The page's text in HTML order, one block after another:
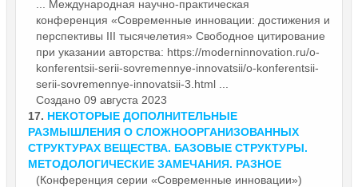
... Международная научно-практическая
конференция «Современные инновации: достижения и
перспективы III тысячелетия» Свободное цитирование
при указании авторства: https://moderninnovation.ru/o-
konferentsii-serii-sovremennye-innovatsii/o-konferentsii-
serii-sovremennye-innovatsii-3.html ...
Создано 09 августа 2023
17. НЕКОТОРЫЕ ДОПОЛНИТЕЛЬНЫЕ
РАЗМЫШЛЕНИЯ О СЛОЖНООРГАНИЗОВАННЫХ
СТРУКТУРАХ ВЕЩЕСТВА. БАЗОВЫЕ СТРУКТУРЫ.
МЕТОДОЛОГИЧЕСКИЕ ЗАМЕЧАНИЯ. РАЗНОЕ
(Конференция серии «Современные инновации»)